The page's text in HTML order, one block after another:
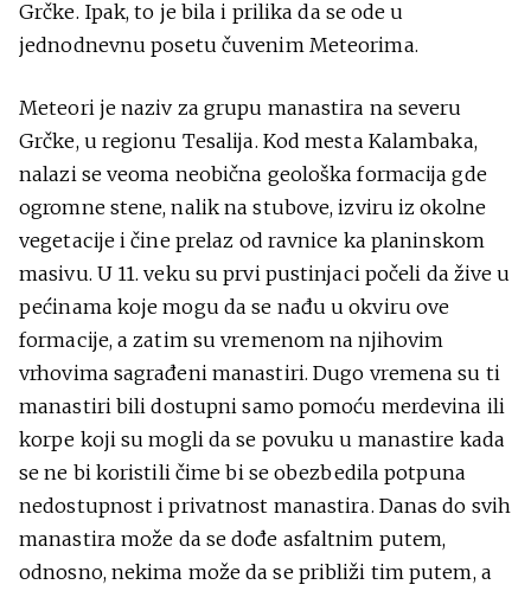
Grčke. Ipak, to je bila i prilika da se ode u
jednodnevnu posetu čuvenim Meteorima.
Meteori je naziv za grupu manastira na severu
Grčke, u regionu Tesalija. Kod mesta Kalambaka,
nalazi se veoma neobična geološka formacija gde
ogromne stene, nalik na stubove, izviru iz okolne
vegetacije i čine prelaz od ravnice ka planinskom
masivu. U 11. veku su prvi pustinjaci počeli da žive u
pećinama koje mogu da se nađu u okviru ove
formacije, a zatim su vremenom na njihovim
vrhovima sagrađeni manastiri. Dugo vremena su ti
manastiri bili dostupni samo pomoću merdevina ili
korpe koji su mogli da se povuku u manastire kada
se ne bi koristili čime bi se obezbedila potpuna
nedostupnost i privatnost manastira. Danas do svih
manastira može da se dođe asfaltnim putem,
odnosno, nekima može da se približi tim putem, a